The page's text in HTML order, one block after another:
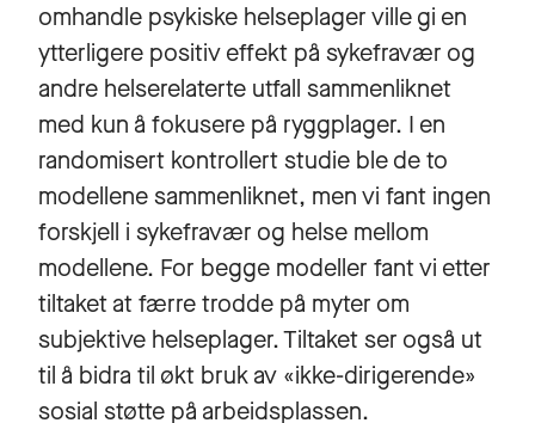
omhandle psykiske helseplager ville gi en
ytterligere positiv effekt på sykefravær og
andre helserelaterte utfall sammenliknet
med kun å fokusere på ryggplager. I en
randomisert kontrollert studie ble de to
modellene sammenliknet, men vi fant ingen
forskjell i sykefravær og helse mellom
modellene. For begge modeller fant vi etter
tiltaket at færre trodde på myter om
subjektive helseplager. Tiltaket ser også ut
til å bidra til økt bruk av «ikke-dirigerende»
sosial støtte på arbeidsplassen.